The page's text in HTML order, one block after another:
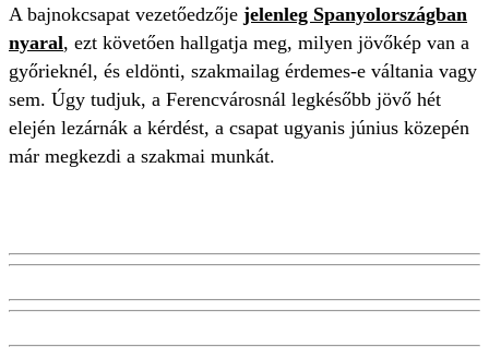
A bajnokcsapat vezetőedzője jelenleg Spanyolországban
nyaral, ezt követően hallgatja meg, milyen jövőkép van a
győrieknél, és eldönti, szakmailag érdemes-e váltania vagy
sem. Úgy tudjuk, a Ferencvárosnál legkésőbb jövő hét
elején lezárnák a kérdést, a csapat ugyanis június közepén
már megkezdi a szakmai munkát.